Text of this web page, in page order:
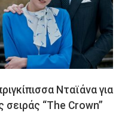
Νταϊάνα για
σειράς “The Crown”